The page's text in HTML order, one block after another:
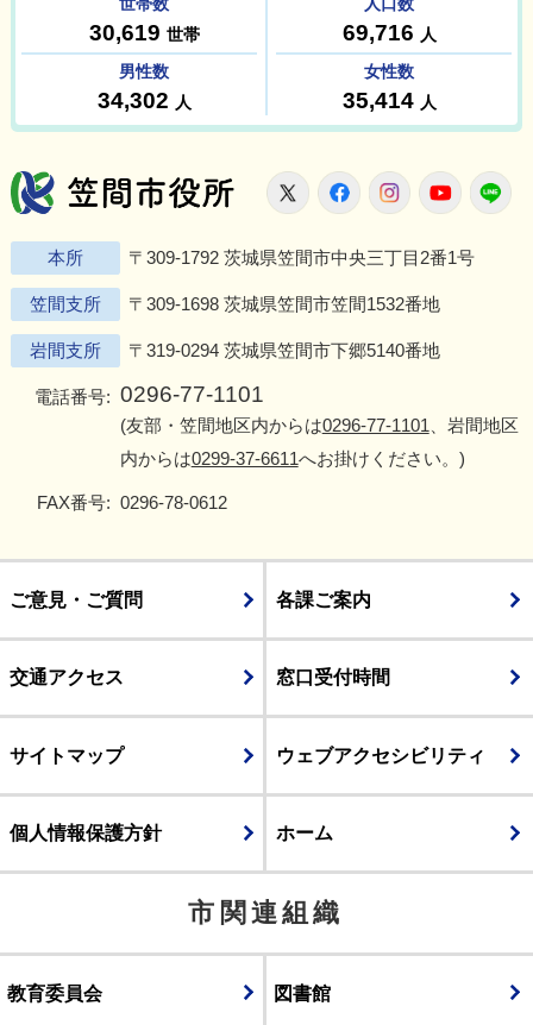
笠間市役所
X FacebookInstagram
本所 〒309-1792 茨城県笠間市中央三丁目2番1号
笠間支所 〒309-1698 茨城県笠間市笠間1532番地
岩間支所 〒319-0294 茨城県笠間市下郷5140番地
電話番号: 0296-77-1101
(友部・笠間地区内からは0296-77-1101 、岩間地区
内からは0299-37-6611へお掛けください。)
FAX番号: 0296-78-0612
ご意見・ご質問 各課ご案内
交通アクセス 窓口受付時間
サイトマップ ウェブアクセシビリティ
個人情報保護方針 ホーム
市関連組織
教育委員会 図書館